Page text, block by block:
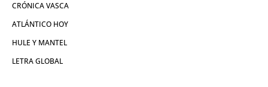
CRÓNICA VASCA
ATLÁNTICO HOY
HULE Y MANTEL
LETRA GLOBAL